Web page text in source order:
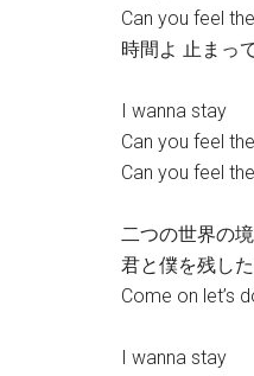
Can you feel
時間よ 止まっ
I wanna stay
Can you feel
Can you feel
二つの世界の
君と僕を残し
Come on let’s
I wanna stay